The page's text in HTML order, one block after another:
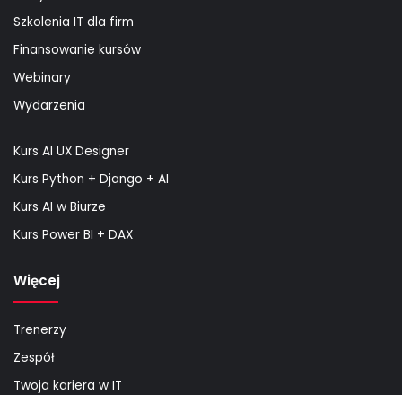
Szkolenia IT dla firm
Finansowanie kursów
Webinary
Wydarzenia
Kurs AI UX Designer
Kurs Python + Django + AI
Kurs AI w Biurze
Kurs Power BI + DAX
Więcej
Trenerzy
Zespół
Twoja kariera w IT